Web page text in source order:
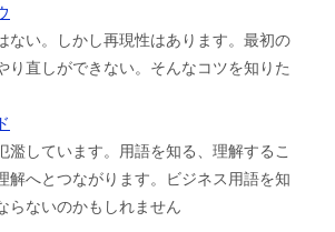
ない。しかし再現性はあります。最初の
り直しができない。そんなコツを知りた
しています。用語を知る、理解するこ
解へとつながります。ビジネス用語を知
らないのかもしれません